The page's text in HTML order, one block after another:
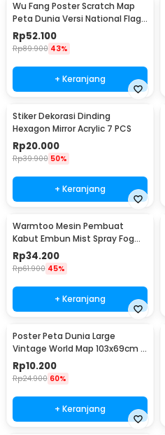
Wu Fang Poster Scratch Map
Peta Dunia Versi National Flag
- ZJP-M018
Rp52.100
Rp89.900 43%
+ Keranjang
Stiker Dekorasi Dinding
Hexagon Mirror Acrylic 7 PCS
Rp20.000
Rp39.900 50%
+ Keranjang
Warmtoo Mesin Pembuat
Kabut Embun Mist Spray Fog
Maker 12 LED 24V - WT01
Rp34.200
Rp61.900 45%
+ Keranjang
Poster Peta Dunia Large
Vintage World Map 103x69cm -
N401
Rp10.200
Rp24.900 60%
+ Keranjang